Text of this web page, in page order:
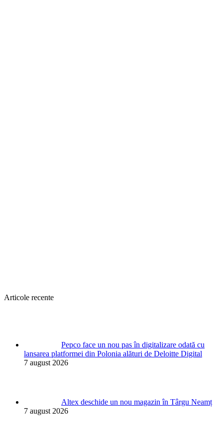
Articole recente
Pepco face un nou pas în digitalizare odată cu
lansarea platformei din Polonia alături de Deloitte Digital
7 august 2026
Altex deschide un nou magazin în Târgu Neamț
7 august 2026